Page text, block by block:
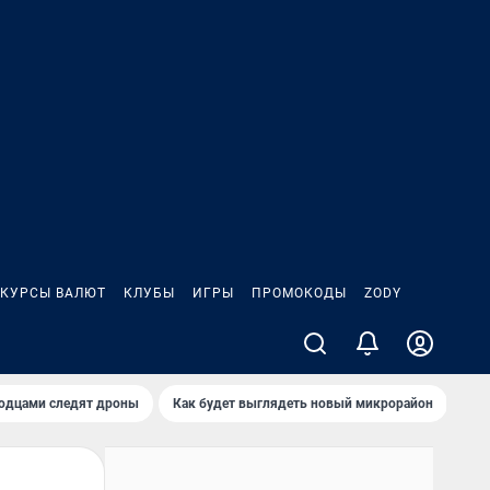
КУРСЫ ВАЛЮТ КЛУБЫ ИГРЫ ПРОМОКОДЫ ZODY
следят дроны Как будет выглядеть новый микрорайон